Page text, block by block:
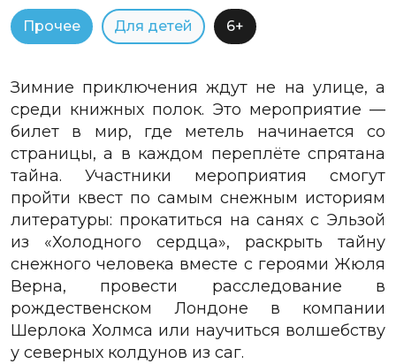
Прочее Для детей 6+
Зимние приключения ждут не на улице, а
среди книжных полок. Это мероприятие —
билет в мир, где метель начинается со
страницы, а в каждом переплёте спрятана
тайна. Участники мероприятия смогут
пройти квест по самым снежным историям
литературы: прокатиться на санях с Эльзой
из «Холодного сердца», раскрыть тайну
снежного человека вместе с героями Жюля
Верна, провести расследование в
рождественском Лондоне в компании
Шерлока Холмса или научиться волшебству
у северных колдунов из саг.